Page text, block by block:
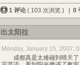
1 评论 ( 103 次浏览 ) | 0
出太阳拉
Monday, January 15, 2007,
成都真是太难碰到晴天了